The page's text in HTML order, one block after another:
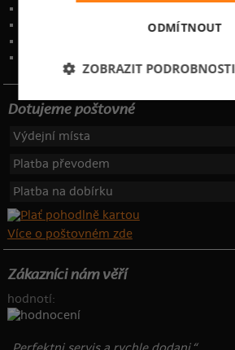
Ochrana osobních údajů
Dotujeme poštovné
Výdejní místa
Platba převodem
Platba na dobírku
Více o poštovném zde
Zákazníci nám věří
hodnotí:
ODMÍTNOUT
ZOBRAZIT PODROBNOSTI